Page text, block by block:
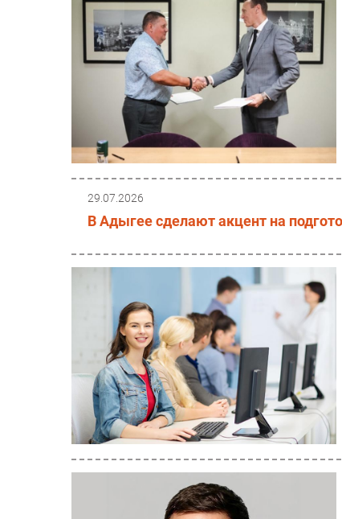
29.07.2026
В Адыгее сделают акцент на